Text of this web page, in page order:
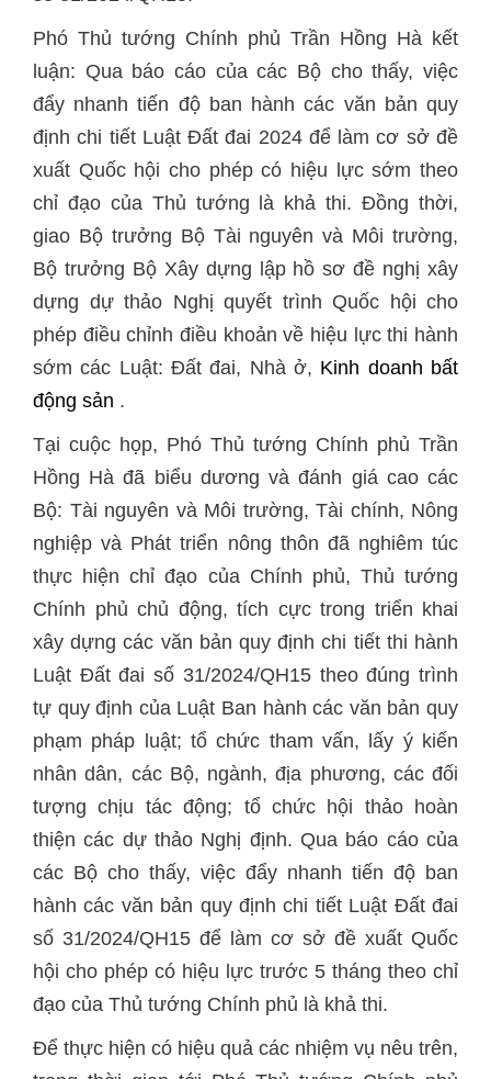
Phó Thủ tướng Chính phủ Trần Hồng Hà kết
luận: Qua báo cáo của các Bộ cho thấy, việc
đẩy nhanh tiến độ ban hành các văn bản quy
định chi tiết Luật Đất đai 2024 để làm cơ sở đề
xuất Quốc hội cho phép có hiệu lực sớm theo
chỉ đạo của Thủ tướng là khả thi. Đồng thời,
giao Bộ trưởng Bộ Tài nguyên và Môi trường,
Bộ trưởng Bộ Xây dựng lập hồ sơ đề nghị xây
dựng dự thảo Nghị quyết trình Quốc hội cho
phép điều chỉnh điều khoản về hiệu lực thi hành
sớm các Luật: Đất đai, Nhà ở, Kinh doanh bất
động sản .
Tại cuộc họp, Phó Thủ tướng Chính phủ Trần
Hồng Hà đã biểu dương và đánh giá cao các
Bộ: Tài nguyên và Môi trường, Tài chính, Nông
nghiệp và Phát triển nông thôn đã nghiêm túc
thực hiện chỉ đạo của Chính phủ, Thủ tướng
Chính phủ chủ động, tích cực trong triển khai
xây dựng các văn bản quy định chi tiết thi hành
Luật Đất đai số 31/2024/QH15 theo đúng trình
tự quy định của Luật Ban hành các văn bản quy
phạm pháp luật; tổ chức tham vấn, lấy ý kiến
nhân dân, các Bộ, ngành, địa phương, các đối
tượng chịu tác động; tổ chức hội thảo hoàn
thiện các dự thảo Nghị định. Qua báo cáo của
các Bộ cho thấy, việc đẩy nhanh tiến độ ban
hành các văn bản quy định chi tiết Luật Đất đai
số 31/2024/QH15 để làm cơ sở đề xuất Quốc
hội cho phép có hiệu lực trước 5 tháng theo chỉ
đạo của Thủ tướng Chính phủ là khả thi.
Để thực hiện có hiệu quả các nhiệm vụ nêu trên,